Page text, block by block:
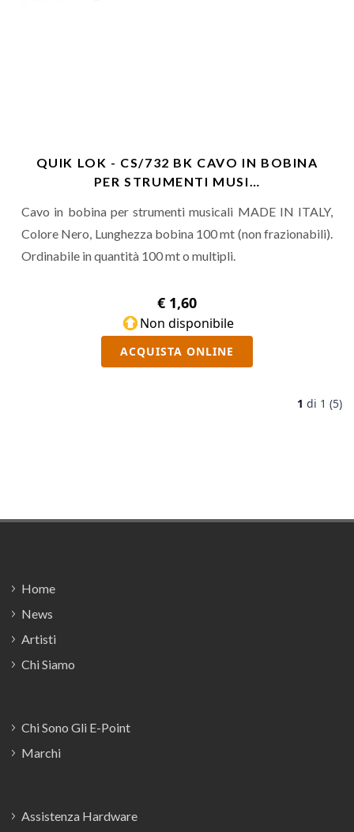
QUIK LOK - CS/732 BK CAVO IN BOBINA
PER STRUMENTI MUSI…
Cavo in bobina per strumenti musicali MADE IN ITALY,
Colore Nero, Lunghezza bobina 100 mt (non frazionabili).
Ordinabile in quantità 100 mt o multipli.
€ 1,60
Non disponibile
ACQUISTA ONLINE
1 di 1 (5)
Home
News
Artisti
Chi Siamo
Chi Sono Gli E-Point
Marchi
Assistenza Hardware